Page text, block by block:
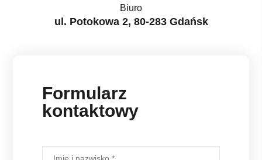
Biuro
ul. Potokowa 2, 80-283 Gdańsk
Formularz
kontaktowy